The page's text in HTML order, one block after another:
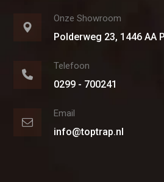
Onze Showroom
Polderweg 23, 1446 AA
Telefoon
0299 - 700241
Email
info@toptrap.nl